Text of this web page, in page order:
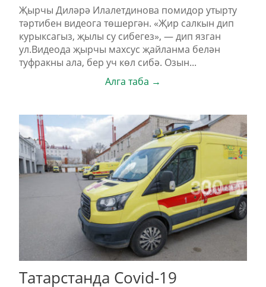
Җырчы Диләрә Илалетдинова помидор утырту
тәртибен видеога төшергән. «Җир салкын дип
курыксагыз, җылы су сибегез», — дип язган
ул.Видеода җырчы махсус җайланма белән
туфракны ала, бер уч көл сибә. Озын...
Алга таба →
Татарстанда Covid-19